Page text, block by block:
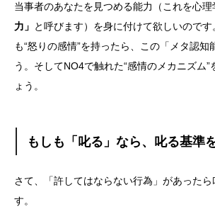
当事者のあなたを見つめる能力（これを心理
力」 と呼びます）を身に付けて欲しいのです
も“怒りの感情”を持ったら、この「メタ認知
う。そしてNO4で触れた“感情のメカニズム”
ょう。
もしも「叱る」なら、叱る基準
さて、「許してはならない行為」があった
す。